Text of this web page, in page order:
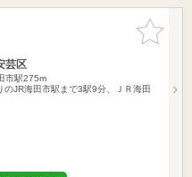
お気に入
りに追加
芸区
市駅275m
のJR海田市駅まで3駅9分、ＪＲ海田